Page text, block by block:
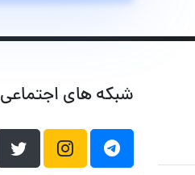
شبکه های اجتماعی